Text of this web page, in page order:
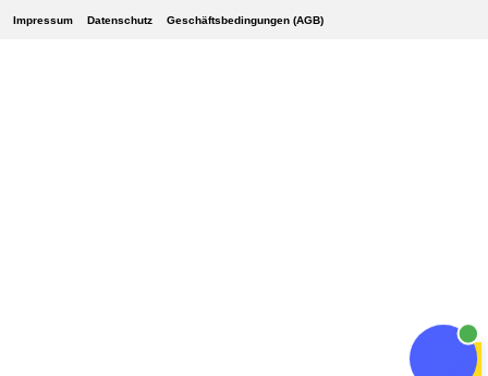
Impressum Datenschutz Geschäftsbedingungen (AGB)